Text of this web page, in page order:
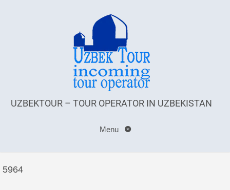
UZBEKTOUR – TOUR OPERATOR IN UZBEKISTAN
Menu
5964